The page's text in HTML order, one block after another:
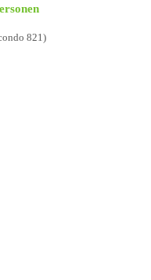
821)